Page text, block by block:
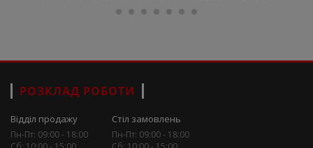
РОЗКЛАД РОБОТИ
Відділ продажу
Пн-Пт: 09:00 - 18:00
Стіл замовлень
Пн-Пт: 09:00 - 18:00